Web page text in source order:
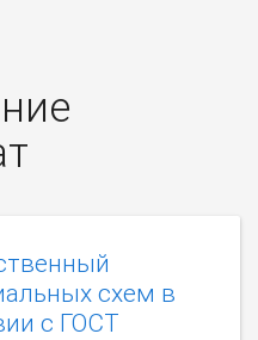
схем в
с ГОСТ